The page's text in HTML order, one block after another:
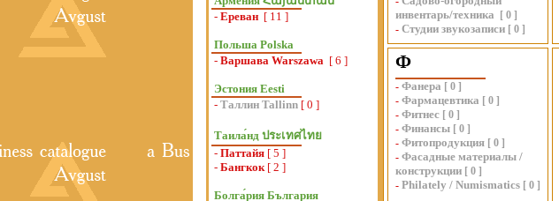
- Ереван [ 11 ]
Польша Polska
- Варшава Warszawa [ 6 ]
Эстония Eesti
- Таллин Tallinn [ 0 ]
Таила́нд ประเทศไทย
- Паттайя [ 5 ]
- Бангкок[ 2 ]
Болга́рия България
инвентарь/техника
[ 0 ]
- Студии звукозаписи [ 0 ]
Ф
- Фанера [ 0 ]
- Фармацевтика [ 0 ]
- Фитнес [ 0 ]
- Финансы [ 0 ]
- Фитопродукция [ 0 ]
- Фасадные материалы /
конструкции [ 0 ]
- Philately / Numismatics [ 0 ]